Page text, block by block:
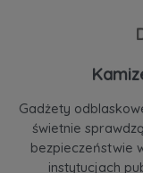
Gadżety
świetnie
bezpieczeństwie
instytucjach